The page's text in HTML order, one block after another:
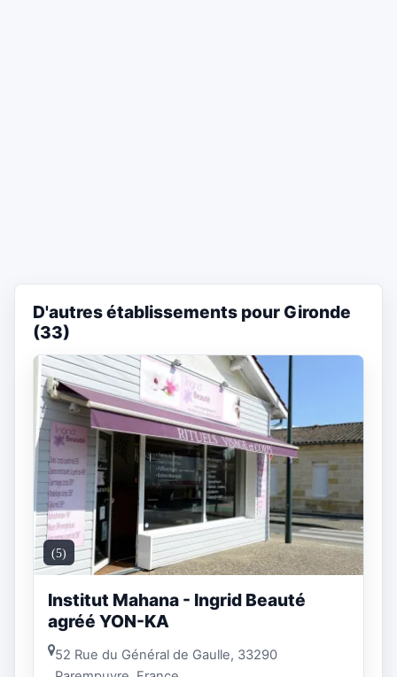
D'autres établissements pour Gironde
(33)
(5)
Institut Mahana - Ingrid Beauté
agréé YON-KA
52 Rue du Général de Gaulle, 33290